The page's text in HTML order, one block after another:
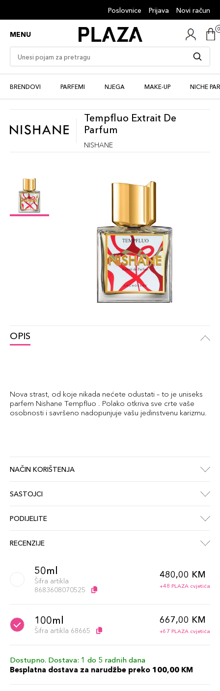
Poslovnice Prijava Novi račun
MENU
BRENDOVI PARFEMI NJEGA MAKE-UP NICHE
Tempfluo Extrait De
Parfum
NISHANE
OPIS
Nova strast, od koje nikada nećete odustati – to je uniseks
parfem Nishane Tempfluo . Polako otkriva sve crte vaše
osobnosti i savršeno nadopunjuje vašu jedinstvenu karizmu.
NAČIN KORIŠTENJA
SASTOJCI
PODIJELITE
RECENZIJE
50ml
Šifra artikla
8683608070525
480,00 KM
+48 PLAZA cvjetića
100ml
Šifra artikla 68665
667,00 KM
+67 PLAZA cvjetića
Dostupno. Dostava: 1 do 5 radnih dana
Besplatna dostava za narudžbe preko 100,00 KM